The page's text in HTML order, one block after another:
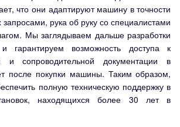
что они адаптируют машину в точности
запросами, рука об руку со специалистами
Мы заглядываем дальше разработки
гарантируем возможность доступа к
и сопроводительной документации в
после покупки машины. Таким образом,
полную техническую поддержку в
находящихся более 30 лет в